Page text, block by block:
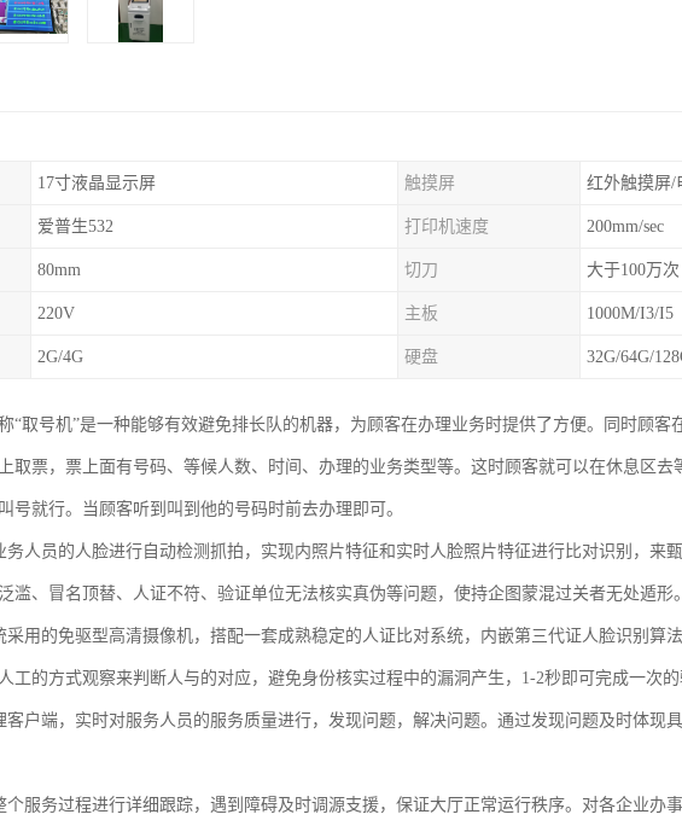
17寸液晶显示屏 触摸屏 红外触摸屏/
爱普生532 打印机速度 200mm/sec
80mm 切刀 大于100万次
220V 主板 1000M/I3/I5
2G/4G 硬盘 32G/64G/
“取号机”是一种能够有效避免排长队的机器，为顾客在办理业务时提供了方便。同时顾客
取票，票上面有号码、等候人数、时间、办理的业务类型等。这时顾客就可以在休息区去
号就行。当顾客听到叫到他的号码时前去办理即可。
务人员的人脸进行自动检测抓拍，实现内照片特征和实时人脸照片特征进行比对识别，来
滥、冒名顶替、人证不符、验证单位无法核实真伪等问题，使持企图蒙混过关者无处遁形。
采用的免驱型高清摄像机，搭配一套成熟稳定的人证比对系统，内嵌第三代证人脸识别算
工的方式观察来判断人与的对应，避免身份核实过程中的漏洞产生，1-2秒即可完成一次
客户端，实时对服务人员的服务质量进行，发现问题，解决问题。通过发现问题及时体现
个服务过程进行详细跟踪，遇到障碍及时调源支援，保证大厅正常运行秩序。对各企业办